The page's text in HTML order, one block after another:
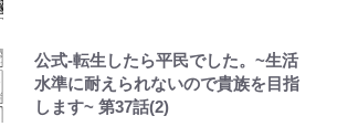
公式-転生したら平民でした。~生活
水準に耐えられないので貴族を目指
します~ 第37話(2)
おもしろさを知る
【自転車】「若いときは登れたんだ
【川口春奈と結婚】板倉滉は「めっ
ちゃモテる」 年収7億円・お洒落・
誹謗中傷も「『そうせざるを得ない
事情』がある」…山尾志桜里が
ら大歓迎されてる｣｢元気な姿見れ
て…｣
レビュー『仮面家族』悠木シュン・
著
ボンジュールでポンジュースだゾ
南や和也だけじゃない！『タッチ』
上杉達也の才能を「いち早く見出し